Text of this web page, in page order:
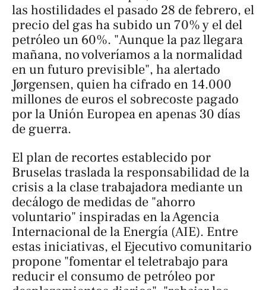
las hostilidades el pasado 28 de febrero, el
precio del gas ha subido un 70% y el del
petróleo un 60%. "Aunque la paz llegara
mañana, no volveríamos a la normalidad
en un futuro previsible", ha alertado
Jørgensen, quien ha cifrado en 14.000
millones de euros el sobrecoste pagado
por la Unión Europea en apenas 30 días
de guerra.
El plan de recortes establecido por
Bruselas traslada la responsabilidad de la
crisis a la clase trabajadora mediante un
decálogo de medidas de "ahorro
voluntario" inspiradas en la Agencia
Internacional de la Energía (AIE). Entre
estas iniciativas, el Ejecutivo comunitario
propone "fomentar el teletrabajo para
reducir el consumo de petróleo por